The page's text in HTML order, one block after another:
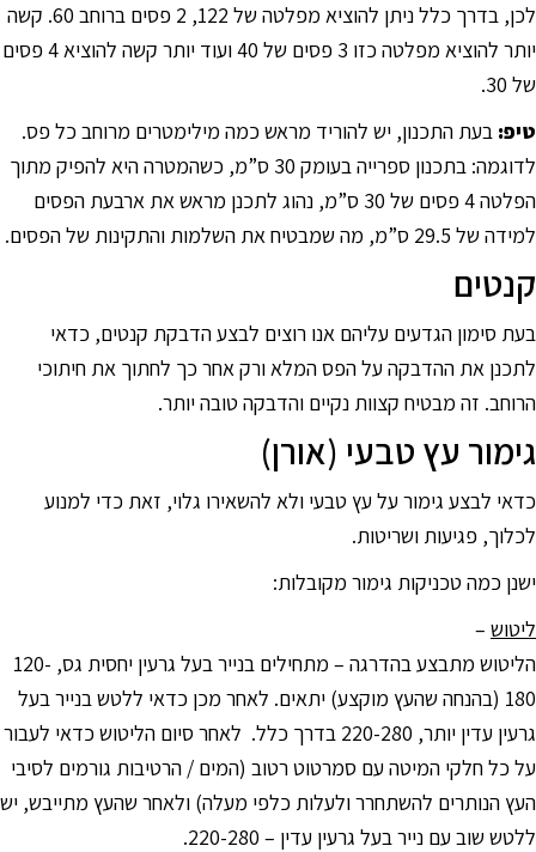
האפשרויות
לכן, בדרך כלל ניתן להוציא מפלטה של 122, 2 פסים ברוחב 60. קשה
יותר להוציא מפלטה כזו 3 פסים של 40 ועוד יותר קשה להוציא 4 פסים
של 30.
טיפ: בעת התכנון, יש להוריד מראש כמה מילימטרים מרוחב כל פס.
לדוגמה: בתכנון ספרייה בעומק 30 ס”מ, כשהמטרה היא להפיק מתוך
הפלטה 4 פסים של 30 ס”מ, נהוג לתכנן מראש את ארבעת הפסים
למידה של 29.5 ס”מ, מה שמבטיח את השלמות והתקינות של הפסים.
קנטים
בעת סימון הגדעים עליהם אנו רוצים לבצע הדבקת קנטים, כדאי
לתכנן את ההדבקה על הפס המלא ורק אחר כך לחתוך את חיתוכי
הרוחב. זה מבטיח קצוות נקיים והדבקה טובה יותר.
גימור עץ טבעי (אורן)
כדאי לבצע גימור על עץ טבעי ולא להשאירו גלוי, זאת כדי למנוע
לכלוך, פגיעות ושריטות.
ישנן כמה טכניקות גימור מקובלות:
ליטוש –
הליטוש מתבצע בהדרגה – מתחילים בנייר בעל גרעין יחסית גס, 120-
180 (בהנחה שהעץ מוקצע) יתאים. לאחר מכן כדאי ללטש בנייר בעל
גרעין עדין יותר, 220-280 בדרך כלל. לאחר סיום הליטוש כדאי לעבור
על כל חלקי המיטה עם סמרטוט רטוב (המים / הרטיבות גורמים לסיבי
העץ הנותרים להשתחרר ולעלות כלפי מעלה) ולאחר שהעץ מתייבש, יש
ללטש שוב עם נייר בעל גרעין עדין – 220-280.